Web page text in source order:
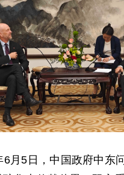
6月5日，中国政府中东